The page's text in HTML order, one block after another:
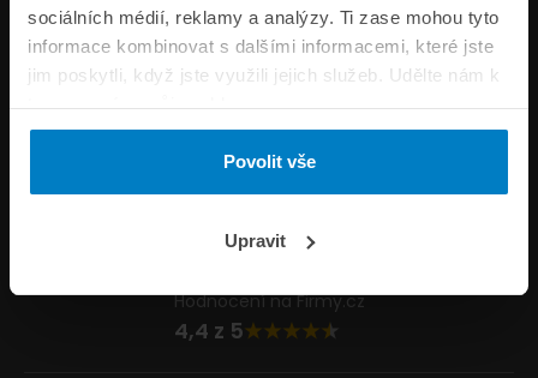
sociálních médií, reklamy a analýzy. Ti zase mohou tyto
informace kombinovat s dalšími informacemi, které jste
jim poskytli, když jste využili jejich služeb. Udělte nám k
tomu prosím svůj souhlas.
Povolit vše
Upravit
Informace
ePojisteni.cz
Formuláře
Napište nám
Hodnocení na Firmy.cz
4,4 z 5